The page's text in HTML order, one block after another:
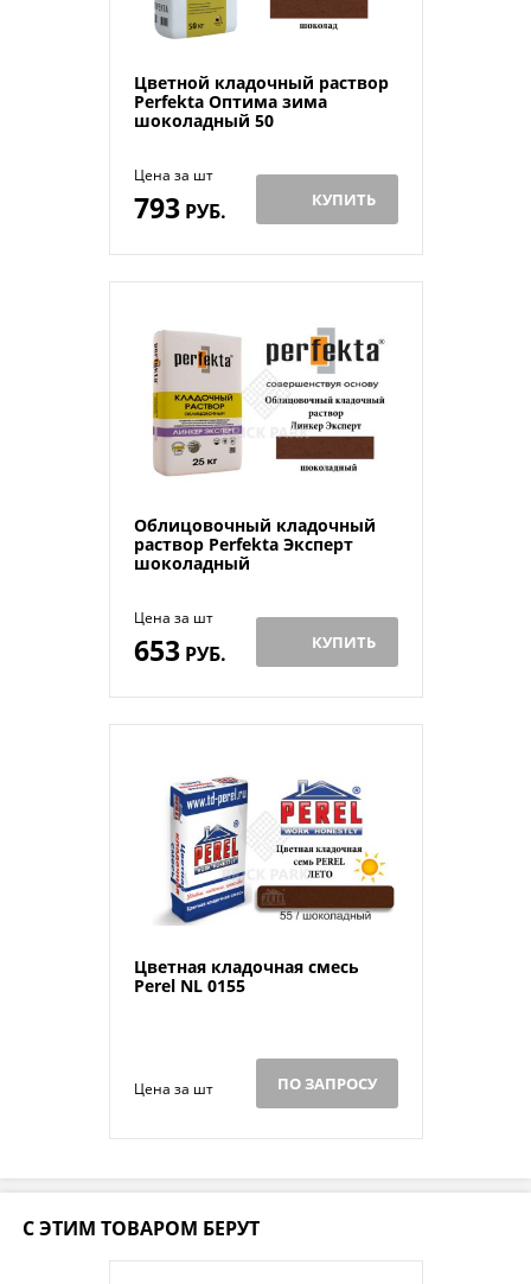
Цветной кладочный раствор
Perfekta Оптима зима
шоколадный 50
Цена за шт
793РУБ. КУПИТЬ
Облицовочный кладочный
раствор Perfekta Эксперт
шоколадный
Цена за шт
653РУБ. КУПИТЬ
Цветная кладочная смесь
Perel NL 0155
Цена за шт ПО ЗАПРОСУ
С ЭТИМ ТОВАРОМ БЕРУТ